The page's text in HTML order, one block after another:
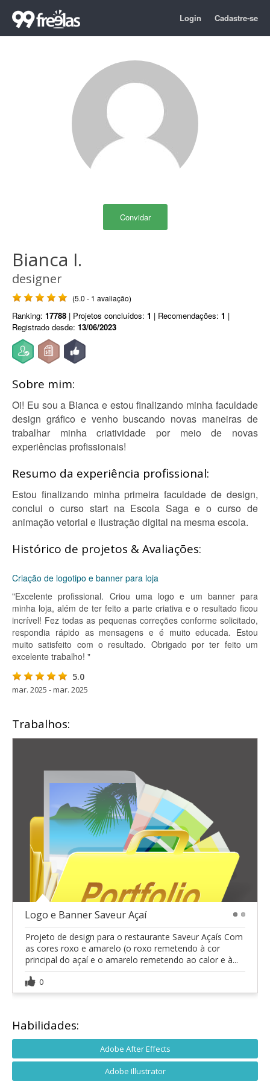
Login Cadastre-se
Convidar
Bianca I.
designer
(5.0 - 1 avaliação)
Ranking: 17788 | Projetos concluídos: 1 | Recomendações: 1 |
Registrado desde: 13/06/2023
Sobre mim:
Oi! Eu sou a Bianca e estou finalizando minha faculdade
design gráfico e venho buscando novas maneiras de
trabalhar minha criatividade por meio de novas
experiências profissionais!
Resumo da experiência profissional:
Estou finalizando minha primeira faculdade de design,
conclui o curso start na Escola Saga e o curso de
animação vetorial e ilustração digital na mesma escola.
Histórico de projetos & Avaliações:
Criação de logotipo e banner para loja
"Excelente profissional. Criou uma logo e um banner para
minha loja, além de ter feito a parte criativa e o resultado ficou
incrível! Fez todas as pequenas correções conforme solicitado,
respondia rápido as mensagens e é muito educada. Estou
muito satisfeito com o resultado. Obrigado por ter feito um
excelente trabalho! "
5.0
mar. 2025 - mar. 2025
Trabalhos:
Logo e Banner Saveur Açaí
Projeto de design para o restaurante Saveur Açaís Com
as cores roxo e amarelo (o roxo remetendo à cor
principal do açaí e o amarelo remetendo ao calor e à...
0
Habilidades:
Adobe After Effects
Adobe Illustrator